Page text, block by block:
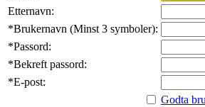
Etternavn:
*Brukernavn (Minst 3 symboler):
*Passord:
*Bekreft passord:
*E-post:
Godta